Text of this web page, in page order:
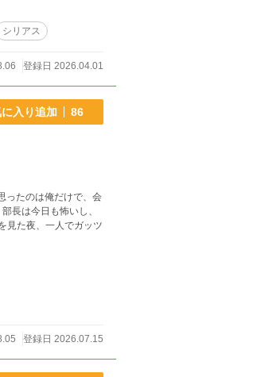
シリアス
登録日 2026.04.01
入り追加 86
長は今日も怖いし、
登録日 2026.07.15